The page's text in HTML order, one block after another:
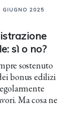
GIUGNO 2025
sì o no?
sostenuto
bonus edilizi
Ma cosa ne